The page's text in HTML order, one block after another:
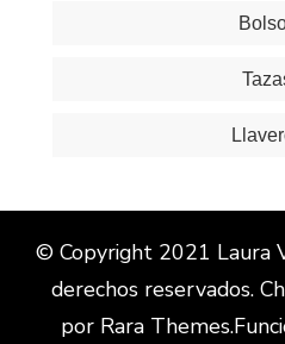
© Copyright 2021 Laura
derechos reservados.
por Rara Themes